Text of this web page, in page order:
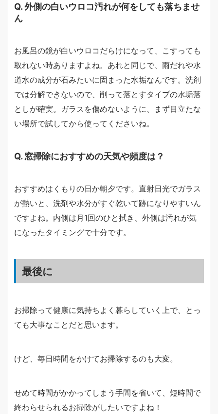
Q. 外側の白いウロコ汚れが何をしても落ちませ
ん
お風呂の鏡が白いウロコだらけになって、こすっても
取れない時ありますよね。あれと同じで、雨だれや水
道水の成分が石みたいに固まった水垢なんです。洗剤
では分解できないので、削って落とすタイプの水垢落
としが確実。ガラスを傷めないように、まず目立たな
い場所で試してから使ってくださいね。
Q. 窓掃除におすすめの天気や頻度は？
おすすめはくもりの日か朝夕です。直射日光でガラス
が熱いと、洗剤や水分がすぐ乾いて跡になりやすいん
ですよね。内側は月1回のひと拭き、外側は汚れが気
になったタイミングで十分です。
最後に
お掃除って健康に気持ちよく暮らしていく上で、とっ
ても大事なことだと思います。
けど、毎日時間をかけてお掃除するのも大変。
せめて時間がかかってしまう手間を省いて、短時間で
終わらせられるお掃除がしたいですよね！